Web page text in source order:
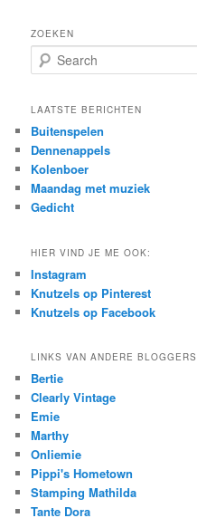
ZOEKEN
e
r
h
LAATSTE BERICHTEN
Buitenspelen
Dennenappels
Kolenboer
Maandag met muziek
Gedicht
HIER VIND JE ME OOK:
Instagram
Knutzels op Pinterest
Knutzels op Facebook
LINKS VAN ANDERE BLOGGERS
Bertie
Clearly Vintage
Emie
Marthy
Onliemie
Pippi's Hometown
Stamping Mathilda
Tante Dora